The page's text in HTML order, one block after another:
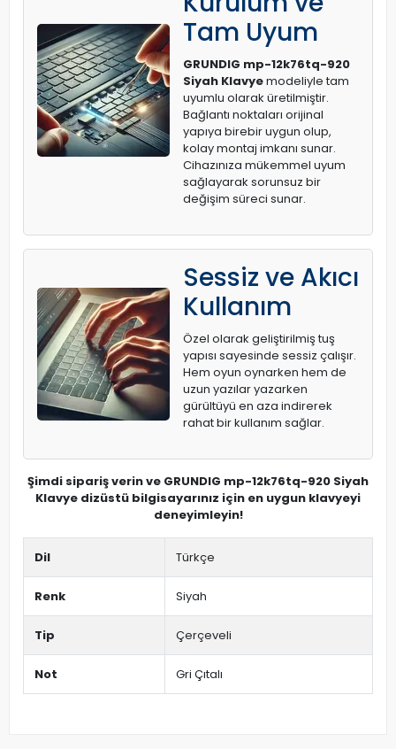
Tam Uyum
GRUNDIG mp-12k76tq-920
Siyah Klavyemodeliyle tam
uyumlu olarak üretilmiştir.
Bağlantı noktaları orijinal
yapıya birebir uygun olup,
kolay montaj imkanı sunar.
Cihazınıza mükemmel uyum
sağlayarak sorunsuz bir
değişim süreci sunar.
Sessiz ve Akıcı
Kullanım
Özel olarak geliştirilmiş tuş
yapısı sayesinde sessiz çalışır.
Hem oyun oynarken hem de
uzun yazılar yazarken
gürültüyü en aza indirerek
rahat bir kullanım sağlar.
Şimdi sipariş verin ve GRUNDIG mp-12k76tq-920 Siyah
Klavye dizüstü bilgisayarınız için en uygun klavyeyi
deneyimleyin!
Dil Türkçe
Renk Siyah
Tip Çerçeveli
Not Gri Çıtalı